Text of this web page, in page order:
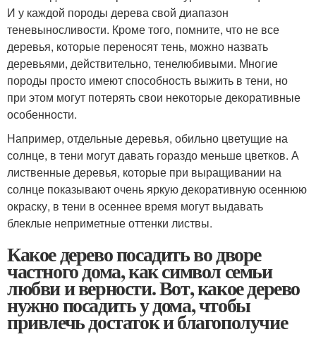
И у каждой породы дерева свой диапазон
теневыносливости. Кроме того, помните, что не все
деревья, которые переносят тень, можно назвать
деревьями, действительно, тенелюбивыми. Многие
породы просто имеют способность выжить в тени, но
при этом могут потерять свои некоторые декоративные
особенности.
Например, отдельные деревья, обильно цветущие на
солнце, в тени могут давать гораздо меньше цветков. А
лиственные деревья, которые при выращивании на
солнце показывают очень яркую декоративную осеннюю
окраску, в тени в осеннее время могут выдавать
блеклые неприметные оттенки листвы.
Какое дерево посадить во дворе
частного дома, как символ семьи
любви и верности. Вот, какое дерево
нужно посадить у дома, чтобы
привлечь достаток и благополучие